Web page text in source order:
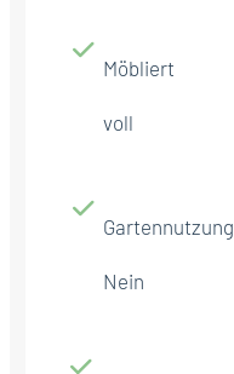
Möbliert
voll
Gartennutzung
Nein